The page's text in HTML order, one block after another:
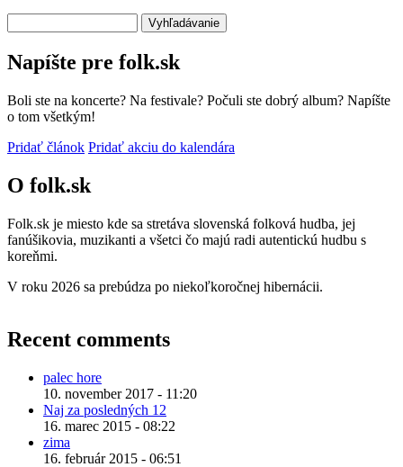
Napíšte pre folk.sk
Boli ste na koncerte? Na festivale? Počuli ste dobrý album? Napíšte
o tom všetkým!
Pridať článok Pridať akciu do kalendára
O folk.sk
Folk.sk je miesto kde sa stretáva slovenská folková hudba, jej
fanúšikovia, muzikanti a všetci čo majú radi autentickú hudbu s
koreňmi.
V roku 2026 sa prebúdza po niekoľkoročnej hibernácii.
Recent comments
palec hore
10. november 2017 - 11:20
Naj za posledných 12
16. marec 2015 - 08:22
zima
16. február 2015 - 06:51